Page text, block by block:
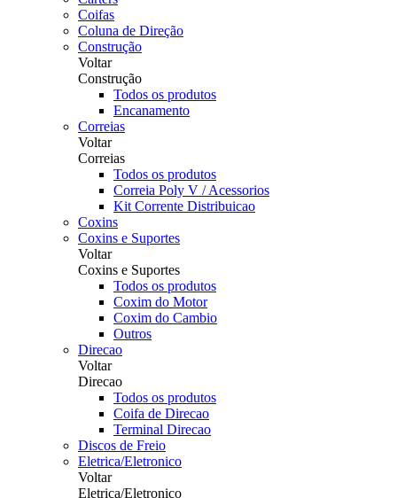
Coifas
Coluna de Direção
Construção
Voltar
Construção
Todos os produtos
Encanamento
Correias
Voltar
Correias
Todos os produtos
Correia Poly V / Acessorios
Kit Corrente Distribuicao
Coxins
Coxins e Suportes
Voltar
Coxins e Suportes
Todos os produtos
Coxim do Motor
Coxim do Cambio
Outros
Direcao
Voltar
Direcao
Todos os produtos
Coifa de Direcao
Terminal Direcao
Discos de Freio
Eletrica/Eletronico
Voltar
Eletrica/Eletronico